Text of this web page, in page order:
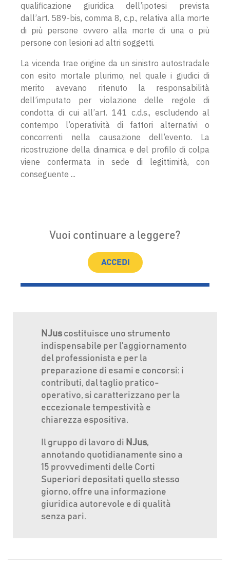
qualificazione giuridica dell’ipotesi prevista
dall’art. 589-bis, comma 8, c.p., relativa alla morte
di più persone ovvero alla morte di una o più
persone con lesioni ad altri soggetti.
La vicenda trae origine da un sinistro autostradale
con esito mortale plurimo, nel quale i giudici di
merito avevano ritenuto la responsabilità
dell’imputato per violazione delle regole di
condotta di cui all’art. 141 c.d.s., escludendo al
contempo l’operatività di fattori alternativi o
concorrenti nella causazione dell’evento. La
ricostruzione della dinamica e del profilo di colpa
viene confermata in sede di legittimità, con
conseguente ...
Vuoi continuare a leggere?
ACCEDI
NJus costituisce uno strumento
indispensabile per l'aggiornamento
del professionista e per la
preparazione di esami e concorsi: i
contributi, dal taglio pratico-
operativo, si caratterizzano per la
eccezionale tempestività e
chiarezza espositiva.
Il gruppo di lavoro di NJus,
annotando quotidianamente sino a
15 provvedimenti delle Corti
Superiori depositati quello stesso
giorno, offre una informazione
giuridica autorevole e di qualità
senza pari.